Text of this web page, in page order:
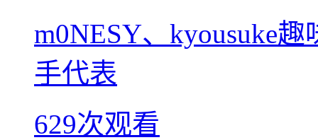
m0NESY、kyousuke
手代表
629次观看